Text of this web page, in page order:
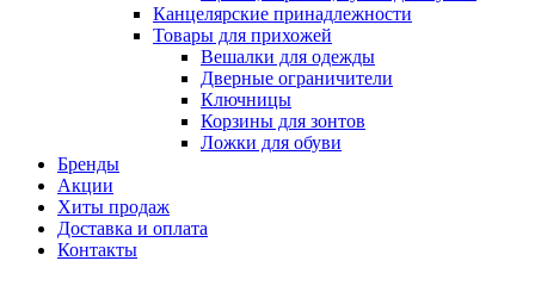
Канцелярские принадлежности
Товары для прихожей
Вешалки для одежды
Дверные ограничители
Ключницы
Корзины для зонтов
Ложки для обуви
Бренды
Акции
Хиты продаж
Доставка и оплата
Контакты